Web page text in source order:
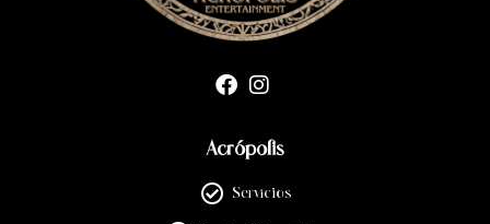
Acrópolis
Servicios